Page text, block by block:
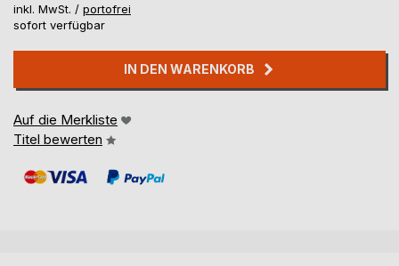
inkl. MwSt. / portofrei
sofort verfügbar
IN DEN WARENKORB
Auf die Merkliste
Titel bewerten